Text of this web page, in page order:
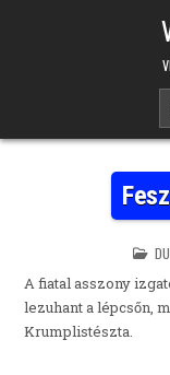
A fiatal asszony
lezuhant a lépcsőn,
Krumplistészta.